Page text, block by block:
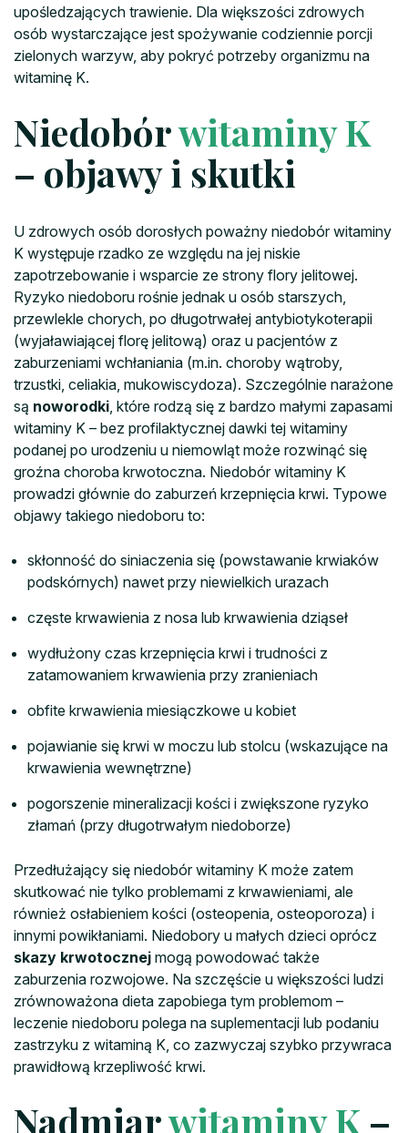
upośledzających trawienie. Dla większości zdrowych
osób wystarczające jest spożywanie codziennie porcji
zielonych warzyw, aby pokryć potrzeby organizmu na
witaminę K.
Niedobórwitaminy K
– objawy i skutki
U zdrowych osób dorosłych poważny niedobór witaminy
K występuje rzadko ze względu na jej niskie
zapotrzebowanie i wsparcie ze strony flory jelitowej.
Ryzyko niedoboru rośnie jednak u osób starszych,
przewlekle chorych, po długotrwałej antybiotykoterapii
(wyjaławiającej florę jelitową) oraz u pacjentów z
zaburzeniami wchłaniania (m.in. choroby wątroby,
trzustki, celiakia, mukowiscydoza). Szczególnie narażone
są noworodki , które rodzą się z bardzo małymi zapasami
witaminy K – bez profilaktycznej dawki tej witaminy
podanej po urodzeniu u niemowląt może rozwinąć się
groźna choroba krwotoczna. Niedobór witaminy K
prowadzi głównie do zaburzeń krzepnięcia krwi. Typowe
objawy takiego niedoboru to:
skłonność do siniaczenia się (powstawanie krwiaków
podskórnych) nawet przy niewielkich urazach
częste krwawienia z nosa lub krwawienia dziąseł
wydłużony czas krzepnięcia krwi i trudności z
zatamowaniem krwawienia przy zranieniach
obfite krwawienia miesiączkowe u kobiet
pojawianie się krwi w moczu lub stolcu (wskazujące na
krwawienia wewnętrzne)
pogorszenie mineralizacji kości i zwiększone ryzyko
złamań (przy długotrwałym niedoborze)
Przedłużający się niedobór witaminy K może zatem
skutkować nie tylko problemami z krwawieniami, ale
również osłabieniem kości (osteopenia, osteoporoza) i
innymi powikłaniami. Niedobory u małych dzieci oprócz
skazy krwotocznej mogą powodować także
zaburzenia rozwojowe. Na szczęście u większości ludzi
zrównoważona dieta zapobiega tym problemom –
leczenie niedoboru polega na suplementacji lub podaniu
zastrzyku z witaminą K, co zazwyczaj szybko przywraca
prawidłową krzepliwość krwi.
Nadmiarwitaminy K –